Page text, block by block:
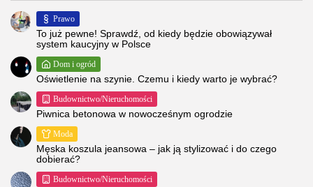
Prawo
To już pewne! Sprawdź, od kiedy będzie obowiązywał
system kaucyjny w Polsce
Dom i ogród
Oświetlenie na szynie. Czemu i kiedy warto je wybrać?
Budownictwo/Nieruchomości
Piwnica betonowa w nowocześnym ogrodzie
Moda
Męska koszula jeansowa – jak ją stylizować i do czego
dobierać?
Budownictwo/Nieruchomości